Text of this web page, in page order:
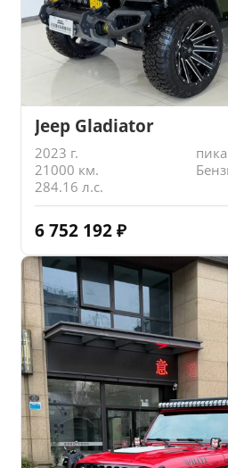
Jeep Gladiator
2023 г.
21000 км.
284.16 л.с.
6 752 192 ₽